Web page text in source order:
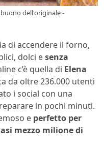
dell'originale -
di accendere il forno,
dolci esenza
c’è quella di Elena
da oltre 236.000 utenti
i social con una
in pochi minuti.
e perfetto per
mezzo milione di